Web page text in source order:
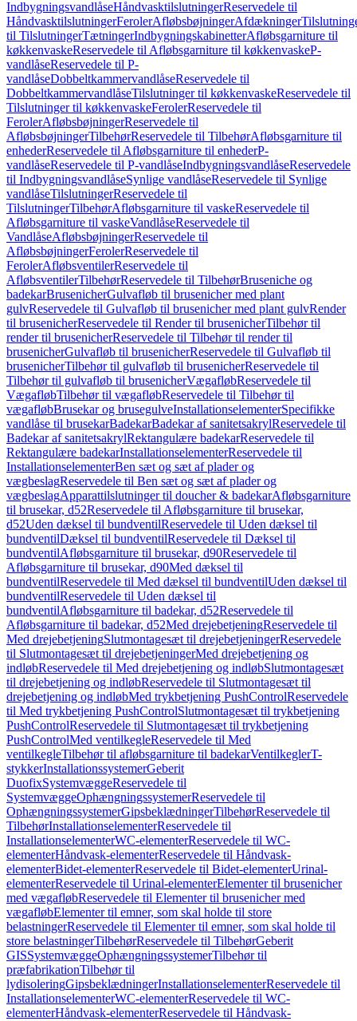
IndbygningsvandlåseHåndvasktilslutningerReservedele til
HåndvasktilslutningerFerolerAfløbsbøjningerAfdækninger
til TilslutningerTætningerIndbygningskabinetterAfløbsgarniture til
køkkenvaskeReservedele til Afløbsgarniture til køkkenvaskeP-
vandlåseReservedele til P-
vandlåseDobbeltkammervandlåseReservedele til
DobbeltkammervandlåseTilslutninger til køkkenvaskeReservedele til
Tilslutninger til køkkenvaskeFerolerReservedele til
FerolerAfløbsbøjningerReservedele til
AfløbsbøjningerTilbehørReservedele til TilbehørAfløbsgarniture til
enhederReservedele til Afløbsgarniture til enhederP-
vandlåseReservedele til P-vandlåseIndbygningsvandlåseReservedele
til IndbygningsvandlåseSynlige vandlåseReservedele til Synlige
vandlåseTilslutningerReservedele til
TilslutningerTilbehørAfløbsgarniture til vaskeReservedele til
Afløbsgarniture til vaskeVandlåseReservedele til
VandlåseAfløbsbøjningerReservedele til
AfløbsbøjningerFerolerReservedele til
FerolerAfløbsventilerReservedele til
AfløbsventilerTilbehørReservedele til TilbehørBruseniche og
badekarBrusenicherGulvafløb til brusenicher med plant
gulvReservedele til Gulvafløb til brusenicher med plant gulvRender
til brusenicherReservedele til Render til brusenicherTilbehør til
render til brusenicherReservedele til Tilbehør til render til
brusenicherGulvafløb til brusenicherReservedele til Gulvafløb til
brusenicherTilbehør til gulvafløb til brusenicherReservedele til
Tilbehør til gulvafløb til brusenicherVægafløbReservedele til
VægafløbTilbehør til vægafløbReservedele til Tilbehør til
vægafløbBrusekar og brusegulveInstallationselementerSpecifikke
vandlåse til brusekarBadekarBadekar af sanitetsakrylReservedele til
Badekar af sanitetsakrylRektangulære badekarReservedele til
Rektangulære badekarInstallationselementerReservedele til
InstallationselementerBen sæt og sæt af plader og
vægbeslagReservedele til Ben sæt og sæt af plader og
vægbeslagApparattilslutninger til doucher & badekarAfløbsgarniture
til brusekar, d52Reservedele til Afløbsgarniture til brusekar,
d52Uden dæksel til bundventilReservedele til Uden dæksel til
bundventilDæksel til bundventilReservedele til Dæksel til
bundventilAfløbsgarniture til brusekar, d90Reservedele til
Afløbsgarniture til brusekar, d90Med dæksel til
bundventilReservedele til Med dæksel til bundventilUden dæksel til
bundventilReservedele til Uden dæksel til
bundventilAfløbsgarniture til badekar, d52Reservedele til
Afløbsgarniture til badekar, d52Med drejebetjeningReservedele til
Med drejebetjeningSlutmontagesæt til drejebetjeningerReservedele
til Slutmontagesæt til drejebetjeningerMed drejebetjening og
indløbReservedele til Med drejebetjening og indløbSlutmontagesæt
til drejebetjening og indløbReservedele til Slutmontagesæt til
drejebetjening og indløbMed trykbetjening PushControlReservedele
til Med trykbetjening PushControlSlutmontagesæt til trykbetjening
PushControlReservedele til Slutmontagesæt til trykbetjening
PushControlMed ventilkegleReservedele til Med
ventilkegleTilbehør til afløbsgarniture til badekarVentilkeglerT-
stykkerInstallationssystemerGeberit
DuofixSystemvæggeReservedele til
SystemvæggeOphængningssystemerReservedele til
OphængningssystemerGipsbeklædningerTilbehørReservedele til
TilbehørInstallationselementerReservedele til
InstallationselementerWC-elementerReservedele til WC-
elementerHåndvask-elementerReservedele til Håndvask-
elementerBidet-elementerReservedele til Bidet-elementerUrinal-
elementerReservedele til Urinal-elementerElementer til brusenicher
med vægafløbReservedele til Elementer til brusenicher med
vægafløbElementer til emner, som skal holde til store
belastningerReservedele til Elementer til emner, som skal holde til
store belastningerTilbehørReservedele til TilbehørGeberit
GISSystemvæggeOphængningssystemerTilbehør til
præfabrikationTilbehør til
lydisoleringGipsbeklædningerInstallationselementerReservedele til
InstallationselementerWC-elementerReservedele til WC-
elementerHåndvask-elementerReservedele til Håndvask-